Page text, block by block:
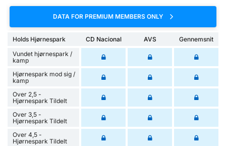
DATA FOR PREMIUM MEMBERS ONLY
Holds Hjørnespark CD Nacional AVS
Gennemsnit
Vundet hjørnespark /
kamp
Hjørnespark mod sig /
kamp
Over 2,5 -
Hjørnespark Tildelt
Over 3,5 -
Hjørnespark Tildelt
Over 4,5 -
Hjørnespark Tildelt